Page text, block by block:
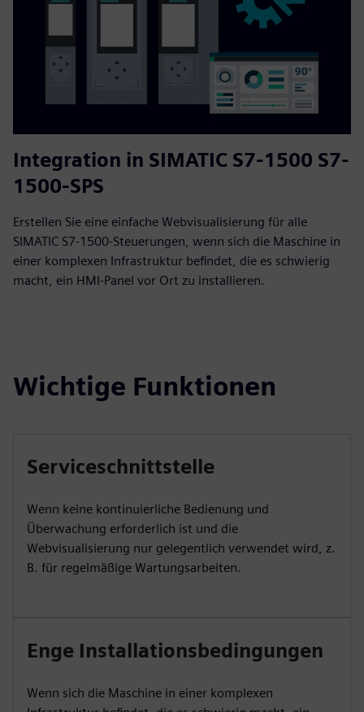
Integration in SIMATIC S7-1500 S7-
1500-SPS
Erstellen Sie eine einfache Webvisualisierung für alle
SIMATIC S7-1500-Steuerungen, wenn sich die Maschine in
einer komplexen Infrastruktur befindet, die es schwierig
macht, ein HMI-Panel vor Ort zu installieren.
Wichtige Funktionen
Serviceschnittstelle
Wenn keine kontinuierliche Bedienung und
Überwachung erforderlich ist und die
Webvisualisierung nur gelegentlich verwendet wird, z.
B. für regelmäßige Wartungsarbeiten.
Enge Installationsbedingungen
Wenn sich die Maschine in einer komplexen